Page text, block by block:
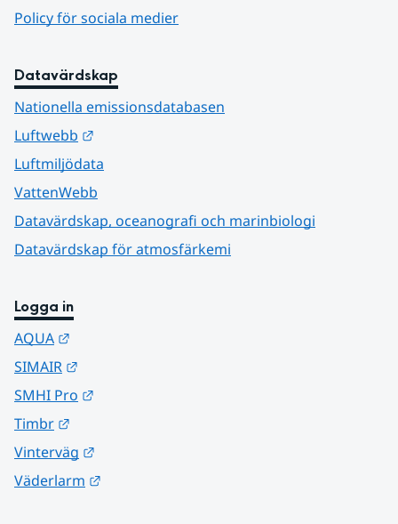
Policy för sociala medier
Datavärdskap
Nationella emissionsdatabasen
Luftwebb
Luftmiljödata
VattenWebb
Datavärdskap, oceanografi och marinbiologi
Datavärdskap för atmosfärkemi
Logga in
AQUA
SIMAIR
SMHI Pro
Timbr
Vinterväg
Väderlarm